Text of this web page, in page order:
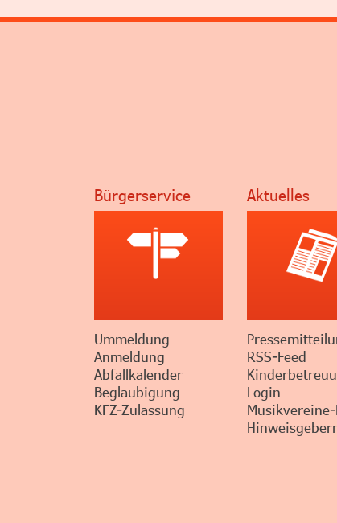
Bürgerservice
Ummeldung
Anmeldung
Abfallkalender
Beglaubigung
KFZ-Zulassung
Aktuelles
RSS-Feed
Login